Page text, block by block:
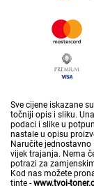
Sve cijene iskazane
točniji opis i sliku.
podaci i slike u
nastale u opisu
Naručite
vijek trajanja. Nema
potrazi za
Kod nas možete
tinte - www.tvoj-